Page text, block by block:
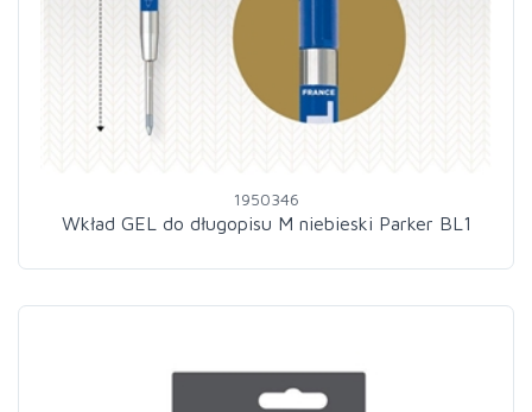
1950346
Wkład GEL do długopisu M niebieski Parker BL1